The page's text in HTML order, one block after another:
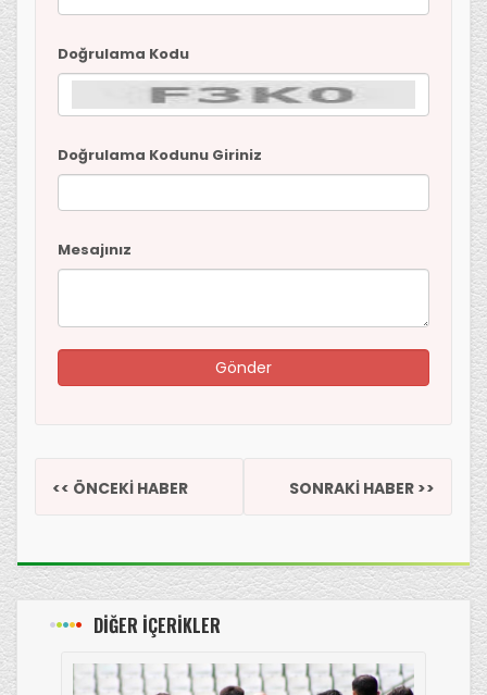
Doğrulama Kodu
Doğrulama Kodunu Giriniz
Mesajınız
<< ÖNCEKİ HABER SONRAKİ HABER >>
DİĞER İÇERİKLER